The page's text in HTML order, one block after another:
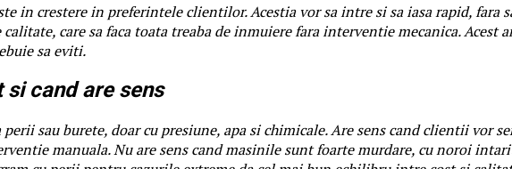
in crestere in preferintele clientilor. Acestia vor sa intre si sa iasa rapid, fara
care sa faca toata treaba de inmuiere fara interventie mecanica.
sa eviti.
cand are sens
sau burete, doar cu presiune, apa si chimicale. Are sens cand clientii vor
manuala. Nu are sens cand masinile sunt foarte murdare, cu noroi